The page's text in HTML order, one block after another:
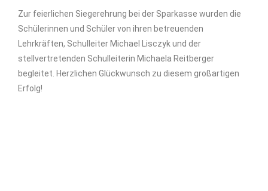
Zur feierlichen Siegerehrung bei der Sparkasse wurden die
Schülerinnen und Schüler von ihren betreuenden
Lehrkräften, Schulleiter Michael Lisczyk und der
stellvertretenden Schulleiterin Michaela Reitberger
begleitet. Herzlichen Glückwunsch zu diesem großartigen
Erfolg!